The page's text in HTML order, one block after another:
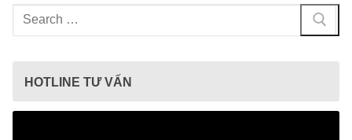
Tìm
kiếm
HOTLINE TƯ VẤN